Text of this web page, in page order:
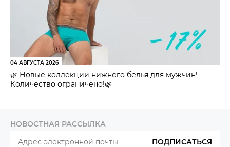
04 АВГУСТА 2026
🌿 Новые коллекции нижнего белья для мужчин!
Количество ограничено!🌿
НОВОСТНАЯ РАССЫЛКА
ПОДПИСАТЬСЯ